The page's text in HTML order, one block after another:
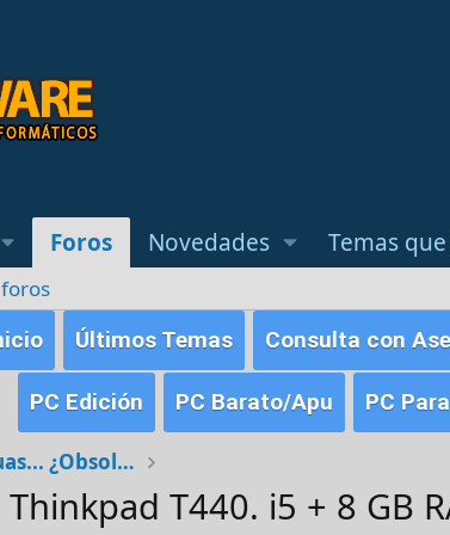
Foros Novedades Temas
Últimos Temas Consulta con
PC Edición PC Barato/Apu PC
Publicaciones Antiguas... ¿Obsoletas?
T440. i5 + 8 GB